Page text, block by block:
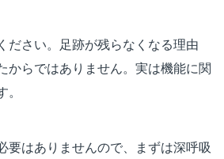
ださい。足跡が残らなくなる理由
からではありません。実は機能に関
要はありませんので、まずは深呼吸